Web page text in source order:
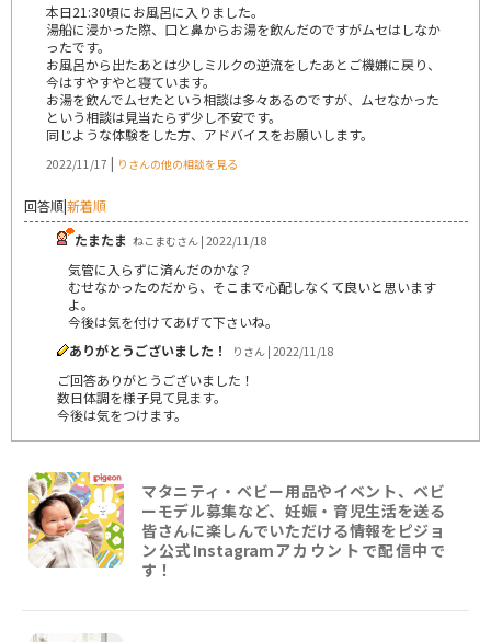
本日21:30頃にお風呂に入りました。
湯船に浸かった際、口と鼻からお湯を飲んだのですがムセはしなか
ったです。
お風呂から出たあとは少しミルクの逆流をしたあとご機嫌に戻り、
今はすやすやと寝ています。
お湯を飲んでムセたという相談は多々あるのですが、ムセなかった
という相談は見当たらず少し不安です。
同じような体験をした方、アドバイスをお願いします。
2022/11/17 | りさんの他の相談を見る
回答順|新着順
たまたま ねこまむさん | 2022/11/18
気管に入らずに済んだのかな？
むせなかったのだから、そこまで心配しなくて良いと思います
よ。
今後は気を付けてあげて下さいね。
ありがとうございました！
りさん | 2022/11/18
ご回答ありがとうございました！
数日体調を様子見て見ます。
今後は気をつけます。
マタニティ・ベビー用品やイベント、ベビ
ーモデル募集など、妊娠・育児生活を送る
皆さんに楽しんでいただける情報をピジョ
ン公式Instagramアカウントで配信中で
す！